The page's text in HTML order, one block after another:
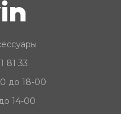
81 33
до 18-00
14-00